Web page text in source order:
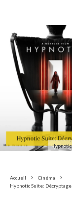
Accueil
Cinéma
Hypnotic Suite: